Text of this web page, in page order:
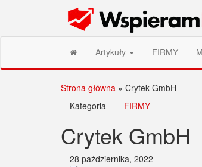
Wspieram Rozwój PL
Artykuły FIRMY
Strona główna » Crytek GmbH
Kategoria
FIRMY
Crytek GmbH
28 października, 2022